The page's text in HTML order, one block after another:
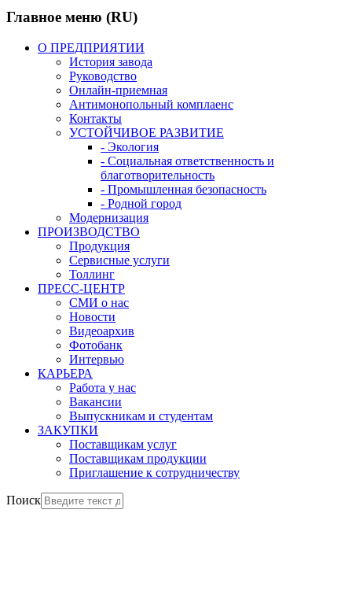
Главное меню (RU)
О ПРЕДПРИЯТИИ
История завода
Руководство
Онлайн-приемная
Антимонопольный комплаенс
Контакты
УСТОЙЧИВОЕ РАЗВИТИЕ
- Экология
- Социальная ответственность и
благотворительность
- Промышленная безопасность
- Родной город
Модернизация
ПРОИЗВОДСТВО
Продукция
Сервисные услуги
Толлинг
ПРЕСС-ЦЕНТР
СМИ о нас
Новости
Видеоархив
Фотобанк
Интервью
КАРЬЕРА
Работа у нас
Вакансии
Выпускникам и студентам
ЗАКУПКИ
Поставщикам услуг
Поставщикам продукции
Приглашение к сотрудничеству
Поиск